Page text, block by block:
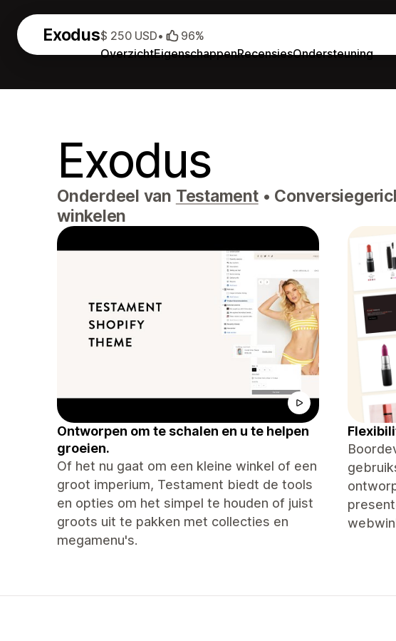
Exodus
OverzichtEigenschappenRecensiesOndersteuning
$ 250 USD• 96%
Exodus
Onderdeel van Testament •
winkelen
Ontworpen om te schalen en u te helpen
groeien.
Of het nu gaat om een ​​kleine winkel of een
groot imperium, Testament biedt de tools
en opties om het simpel te houden of juist
groots uit te pakken met collecties en
megamenu's.